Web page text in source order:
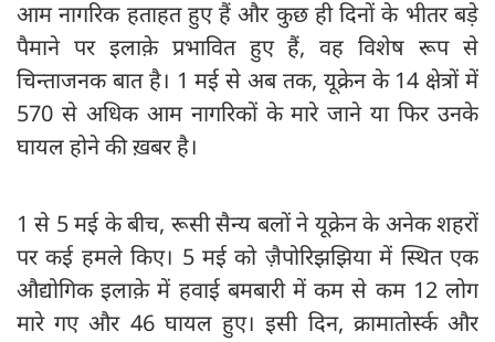
आम नागरिक हताहत हुए हैं और कुछ ही दिनों के भीतर बड़े
पैमाने पर इलाक़े प्रभावित हुए हैं, वह विशेष रूप से
चिन्ताजनक बात है। 1 मई से अब तक, यूक्रेन के 14 क्षेत्रों में
570 से अधिक आम नागरिकों के मारे जाने या फिर उनके
घायल होने की ख़बर है।
1 से 5 मई के बीच, रूसी सैन्य बलों ने यूक्रेन के अनेक शहरों
पर कई हमले किए। 5 मई को ज़ैपोरिझझिया में स्थित एक
औद्योगिक इलाक़े में हवाई बमबारी में कम से कम 12 लोग
मारे गए और 46 घायल हुए। इसी दिन, क्रामातोर्स्क और